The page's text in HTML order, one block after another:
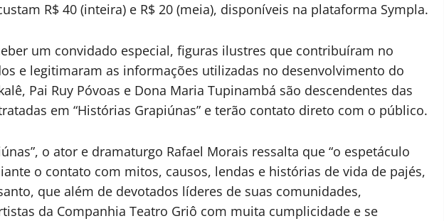
R$ 40 (inteira) e R$ 20 (meia), disponíveis na plataforma Sympla.
um convidado especial, figuras ilustres que contribuíram no
e legitimaram as informações utilizadas no desenvolvimento do
Pai Ruy Póvoas e Dona Maria Tupinambá são descendentes das
em “Histórias Grapiúnas” e terão contato direto com o público.
o ator e dramaturgo Rafael Morais ressalta que “o espetáculo
o contato com mitos, causos, lendas e histórias de vida de pajés,
que além de devotados líderes de suas comunidades,
da Companhia Teatro Griô com muita cumplicidade e se